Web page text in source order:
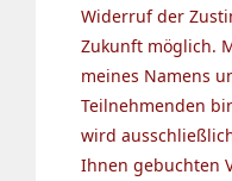
Widerruf der
Zukunft möglich.
meines Namens
Teilnehmenden
wird
Ihnen gebuchten